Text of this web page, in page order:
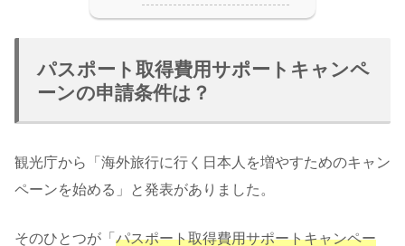
パスポート取得費用サポートキャンペ
ーンの申請条件は？
観光庁から「海外旅行に行く日本人を増やすためのキャン
ペーンを始める」と発表がありました。
そのひとつが「 パスポート取得費用サポートキャンペー